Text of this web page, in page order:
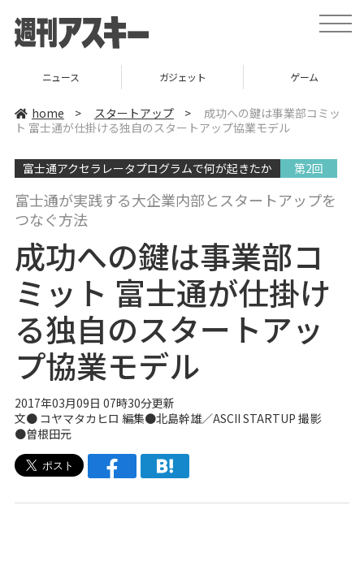
t
o
v
i
n
ニュース ガジェット ゲーム
home > スタートアップ >
成功への鍵は事業部コミッ
ト 富士通が仕掛ける独自のスタートアップ協業モデル
富士通アクセラレータプログラムで何が起きたか 第2回
富士通が実践する大企業内部とスタートアップを
つなぐ方法
成功への鍵は事業部コ
ミット 富士通が仕掛け
る独自のスタートアッ
プ協業モデル
2017年03月09日 07時30分更新
文● コヤマタカヒロ 編集●北島幹雄／ASCII STARTUP 撮影
●曽根田元